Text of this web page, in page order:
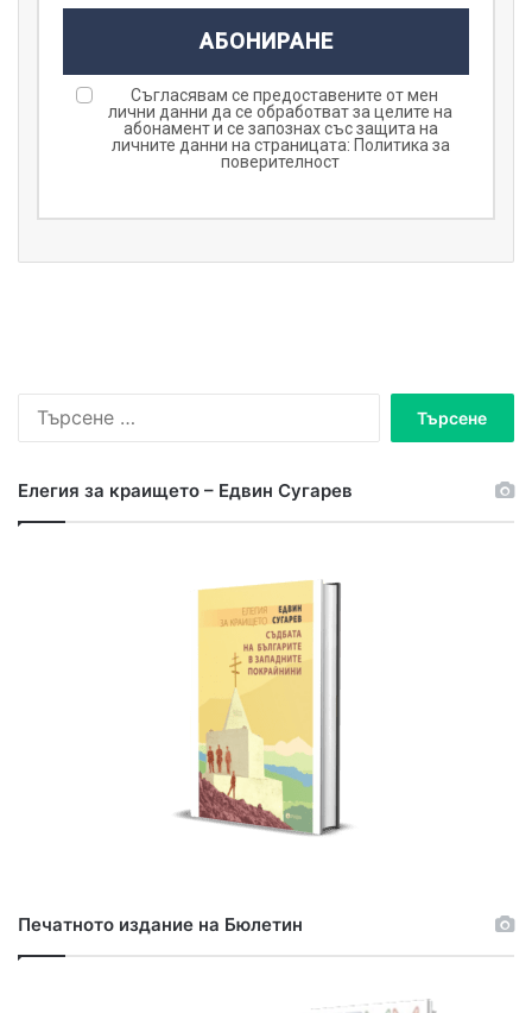
АБОНИРАНЕ
Съгласявам се предоставените от мен
лични данни да се обработват за целите на
абонамент и се запознах със защита на
личните данни на страницата: Политика за
поверителност
Елегия за краището – Едвин Сугарев
Печатното издание на Бюлетин